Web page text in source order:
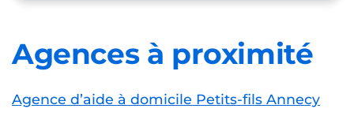
Agences à proximité
Agence d’aide à domicile Petits-fils Annecy